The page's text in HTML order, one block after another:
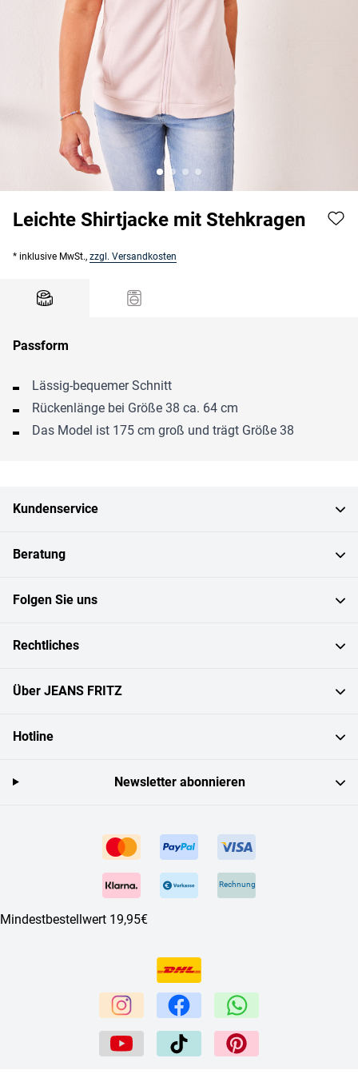
Leichte Shirtjacke mit Stehkragen
* inklusive MwSt., zzgl. Versandkosten
Passform
Lässig-bequemer Schnitt
Rückenlänge bei Größe 38 ca. 64 cm
Das Model ist 175 cm groß und trägt Größe 38
Kundenservice
Beratung
Folgen Sie uns
Rechtliches
Über JEANS FRITZ
Hotline
Rechnung
Mindestbestellwert 19,95€
Newsletter abonnieren